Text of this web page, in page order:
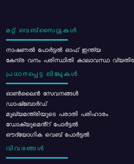
മറ്റ് വെബ്സൈറ്റുകൾ
നാഷണൽ പോർട്ടൽ ഓഫ് ഇന്ത്യ
കേന്ദ്ര വനം പരിസ്ഥിതി കാലാവസ്ഥ
പ്രധാനപ്പെട്ട ലിങ്കുകൾ
ഓൺലൈൻ സേവനങ്ങൾ
ഡാഷ്ബോർഡ്
മുഖ്യമന്ത്രിയുടെ പരാതി പരിഹാരം
ഡോക്യുമെൻ്റ് പോർട്ടൽ
ഔദ്യോഗിക വെബ് പോർട്ടൽ
വിവരങ്ങൾ